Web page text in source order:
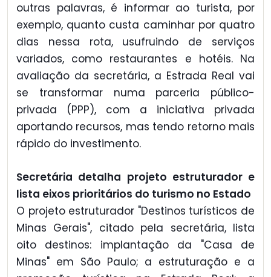
outras palavras, é informar ao turista, por
exemplo, quanto custa caminhar por quatro
dias nessa rota, usufruindo de serviços
variados, como restaurantes e hotéis. Na
avaliação da secretária, a Estrada Real vai
se transformar numa parceria público-
privada (PPP), com a iniciativa privada
aportando recursos, mas tendo retorno mais
rápido do investimento.
Secretária detalha projeto estruturador e
lista eixos prioritários do turismo no Estado
O projeto estruturador "Destinos turísticos de
Minas Gerais", citado pela secretária, lista
oito destinos: implantação da "Casa de
Minas" em São Paulo; a estruturação e a